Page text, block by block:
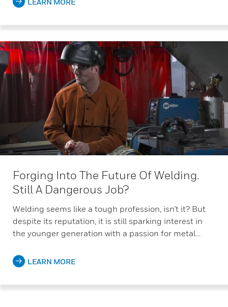
LEARN MORE
Forging Into The Future Of Welding.
Still A Dangerous Job?
Welding seems like a tough profession, isn’t it? But
despite its reputation, it is still sparking interest in
the younger generation with a passion for metal…
LEARN MORE